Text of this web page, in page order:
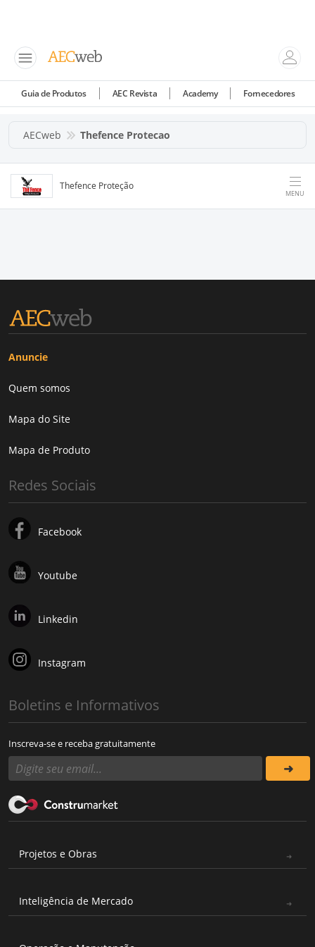
Guia de Produtos AEC Revista Academy Fornecedores
AECweb Thefence Protecao
Thefence Proteção
MENU
Anuncie
Quem somos
Mapa do Site
Mapa de Produto
Redes Sociais
Facebook
Youtube
Linkedin
Instagram
Boletins e Informativos
Inscreva-se e receba gratuitamente
Projetos e Obras
Inteligência de Mercado